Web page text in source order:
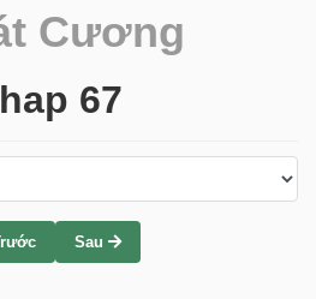
Cương
67
Sau